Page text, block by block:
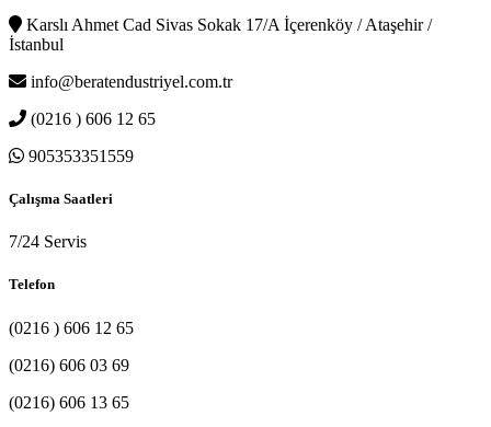
Karslı Ahmet Cad Sivas Sokak 17/A İçerenköy / Ataşehir /
İstanbul
info@beratendustriyel.com.tr
(0216 ) 606 12 65
905353351559
Çalışma Saatleri
7/24 Servis
Telefon
(0216 ) 606 12 65
(0216) 606 03 69
(0216) 606 13 65